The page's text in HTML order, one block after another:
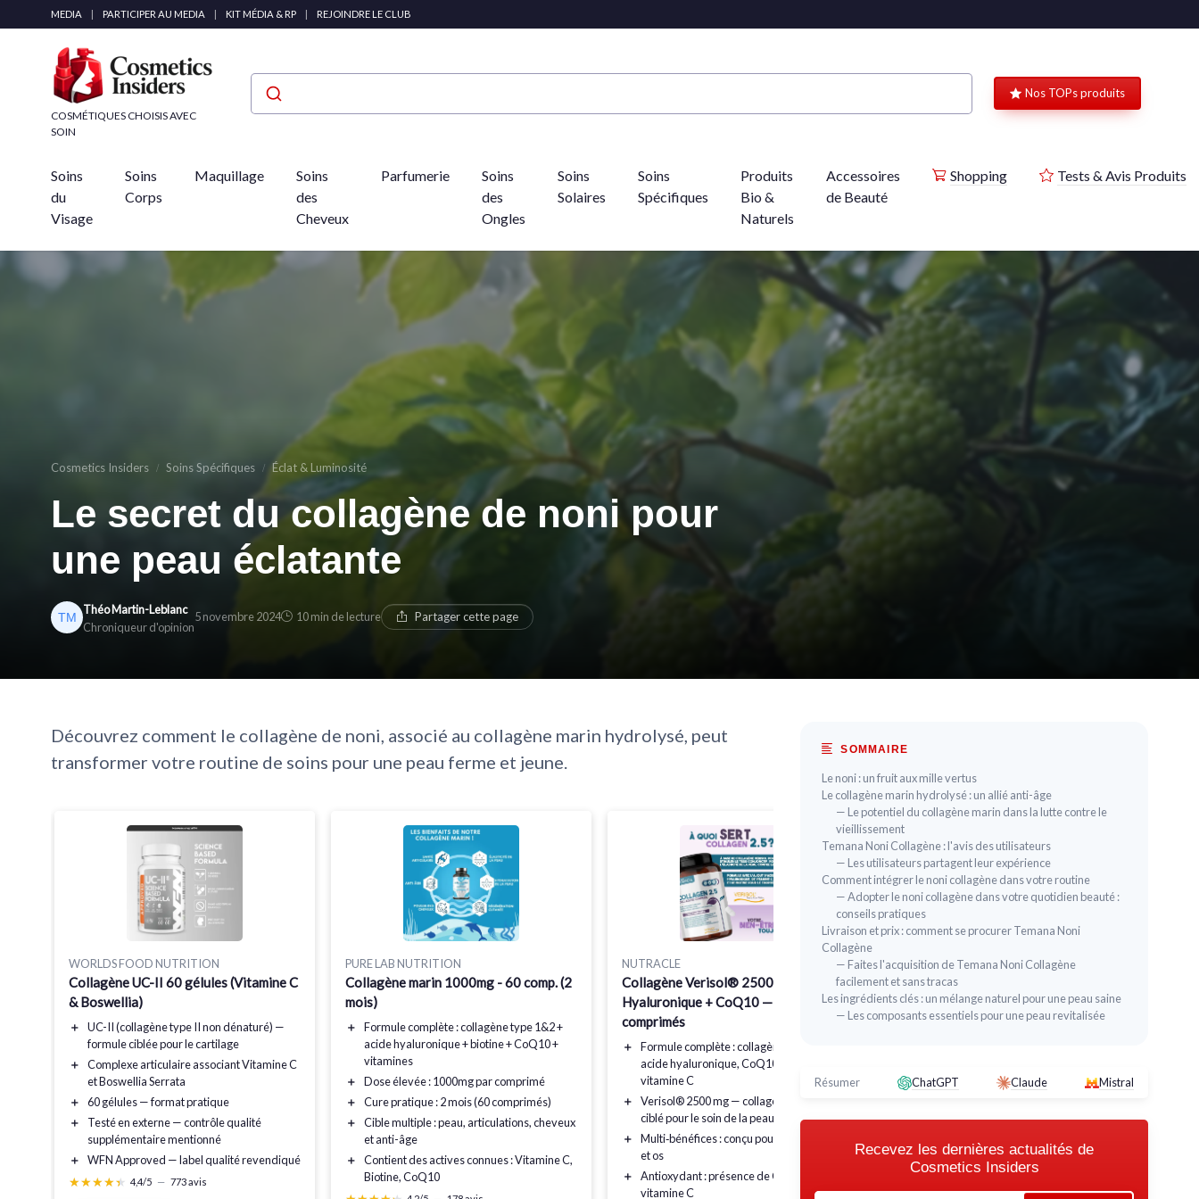
MEDIA | PARTICIPER AU MEDIA | KIT MÉDIA & RP | REJOINDRE LE CLUB
COSMÉTIQUES CHOISIS AVEC
SOIN
Nos TOPs produits
Soins
du
Visage
Soins
Corps
Maquillage
Soins
des
Cheveux
Parfumerie
Soins
des
Ongles
Soins
Solaires
Soins
Spécifiques
Produits
Bio &
Naturels
Accessoires
de Beauté
Shopping Tests & Avis Produits
Cosmetics Insiders Soins Spécifiques Éclat & Luminosité
Le secret du collagène de noni pour
une peau éclatante
Théo Martin-Leblanc
Chroniqueur d'opinion
5 novembre 2024 10 min de lecture Partager cette page
Découvrez comment le collagène de noni, associé au collagène marin hydrolysé, peut
transformer votre routine de soins pour une peau ferme et jeune.
WORLDS FOOD NUTRITION
Collagène UC-II 60 gélules (Vitamine C
& Boswellia)
＋ UC-II(collagène type II non dénaturé) —
formule ciblée pour le cartilage
＋
Complexe articulaireassociantVitamine C
etBoswellia Serrata
＋
60 gélules— format pratique
＋
Testé en externe— contrôle qualité
supplémentaire mentionné
＋
WFN Approved — label qualité revendiqué
★★★★★
★★★★★ 4,4/5 — 773 avis
PURE LAB NUTRITION
Collagène marin 1000mg - 60 comp. (2
mois)
＋ Formulecomplète: collagène type 1&2 +
acide hyaluronique + biotine + CoQ10 +
vitamines
＋
Dose élevée :1000mgpar comprimé
＋
Cure pratique :2 mois(60 comprimés)
＋
Cible multiple : peau, articulations, cheveux
et anti-âge
＋
Contient des actives connues :Vitamine C,
Biotine,CoQ10
NUTRACLE
Collagène Verisol® 2500 mg + Acide
Hyaluronique + CoQ10 — 120
comprimés
＋ Formule complète: collagène Verisol®,
acide hyaluronique, CoQ10, biotine, zinc et
vitamine C
＋
Verisol® 2500 mg— collagène hydrolysé
ciblé pour le soin de la peau
＋
Multi‑bénéfices: conçu pour peau, cheveux
et os
＋
Antioxydant: présence de CoQ10 et
vitamine C
VIT4EVER
Complexe Collagène Type II N2® —
ciblé pour le cartilage
＋
Extrait d'encens (Boswellia)connu pour ses
propriétés anti-inflammatoires
SOMMAIRE
Le noni : un fruit aux mille vertus
Le collagène marin hydrolysé : un allié anti-âge
— Le potentiel du collagène marin dans la lutte contre le
vieillissement
Temana Noni Collagène : l'avis des utilisateurs
— Les utilisateurs partagent leur expérience
Comment intégrer le noni collagène dans votre routine
— Adopter le noni collagène dans votre quotidien beauté :
conseils pratiques
Livraison et prix : comment se procurer Temana Noni
Collagène
— Faites l'acquisition de Temana Noni Collagène
facilement et sans tracas
Les ingrédients clés : un mélange naturel pour une peau saine
— Les composants essentiels pour une peau revitalisée
Résumer ChatGPT Claude Mistral
Recevez les dernières actualités de
Cosmetics Insiders
Panneau de gestion des cookies